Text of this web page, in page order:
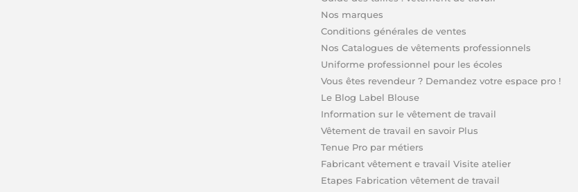
Nos marques
Conditions générales de ventes
Nos Catalogues de vêtements professionnels
Uniforme professionnel pour les écoles
Vous êtes revendeur ? Demandez votre espace pro !
Le Blog Label Blouse
Information sur le vêtement de travail
Vêtement de travail en savoir Plus
Tenue Pro par métiers
Fabricant vêtement e travail Visite atelier
Etapes Fabrication vêtement de travail